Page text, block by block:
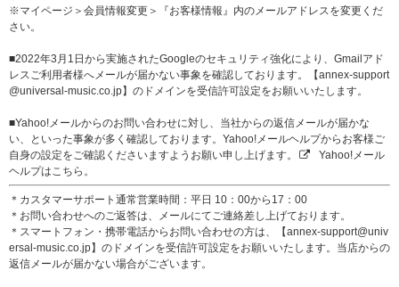
※マイページ＞会員情報変更＞『お客様情報』内のメールアドレスを変更くだ
さい。
■2022年3月1日から実施されたGoogleのセキュリティ強化により、Gmailアド
レスご利用者様へメールが届かない事象を確認しております。【annex-support
@universal-music.co.jp】のドメインを受信許可設定をお願いいたします。
■Yahoo!メールからのお問い合わせに対し、当社からの返信メールが届かな
い、といった事象が多く確認しております。Yahoo!メールヘルプからお客様ご
自身の設定をご確認くださいますようお願い申し上げます。
Yahoo!メール
ヘルプはこちら。
＊カスタマーサポート通常営業時間：平日 10：00から17：00
＊お問い合わせへのご返答は、メールにてご連絡差し上げております。
＊スマートフォン・携帯電話からお問い合わせの方は、【annex-support@univ
ersal-music.co.jp】のドメインを受信許可設定をお願いいたします。当店からの
返信メールが届かない場合がございます。